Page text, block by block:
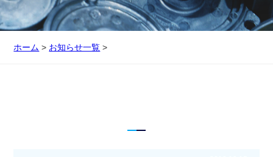
ホーム > お知らせ一覧 >